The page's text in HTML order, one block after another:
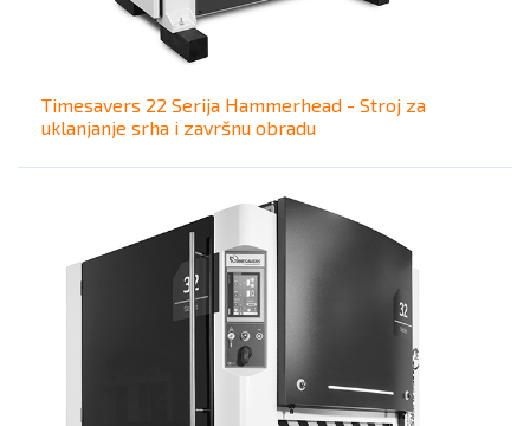
Timesavers 22 Serija Hammerhead - Stroj za
uklanjanje srha i završnu obradu